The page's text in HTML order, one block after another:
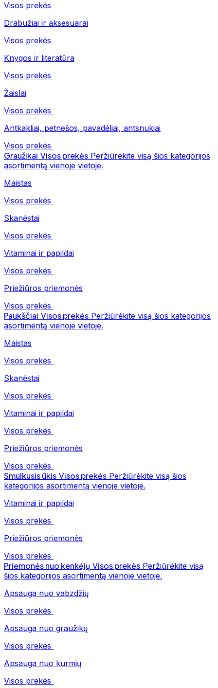
Visos prekės
Drabužiai ir aksesuarai
Visos prekės
Knygos ir literatūra
Visos prekės
Žaislai
Visos prekės
Antkakliai, petnešos, pavadėliai, antsnukiai
Visos prekės
Graužikai Visos prekės Peržiūrėkite visą šios kategorijos
asortimentą vienoje vietoje.
Maistas
Visos prekės
Skanėstai
Visos prekės
Vitaminai ir papildai
Visos prekės
Priežiūros priemonės
Visos prekės
Paukščiai Visos prekės Peržiūrėkite visą šios kategorijos
asortimentą vienoje vietoje.
Maistas
Visos prekės
Skanėstai
Visos prekės
Vitaminai ir papildai
Visos prekės
Priežiūros priemonės
Visos prekės
Smulkusis ūkis Visos prekės Peržiūrėkite visą šios
kategorijos asortimentą vienoje vietoje.
Vitaminai ir papildai
Visos prekės
Priežiūros priemonės
Visos prekės
Priemonės nuo kenkėjų Visos prekės Peržiūrėkite visą
šios kategorijos asortimentą vienoje vietoje.
Apsauga nuo vabzdžių
Visos prekės
Apsauga nuo graužikų
Visos prekės
Apsauga nuo kurmių
Visos prekės